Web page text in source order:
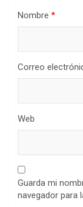
Nombre *
Correo
Web
Guarda mi
navegador para